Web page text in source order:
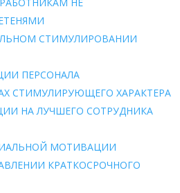
СТИМУЛИРОВАНИИ
ПЕРСОНАЛА
СТИМУЛИРУЮЩЕГО ХАРАКТЕРА
НА ЛУЧШЕГО СОТРУДНИКА
МОТИВАЦИИ
КРАТКОСРОЧНОГО